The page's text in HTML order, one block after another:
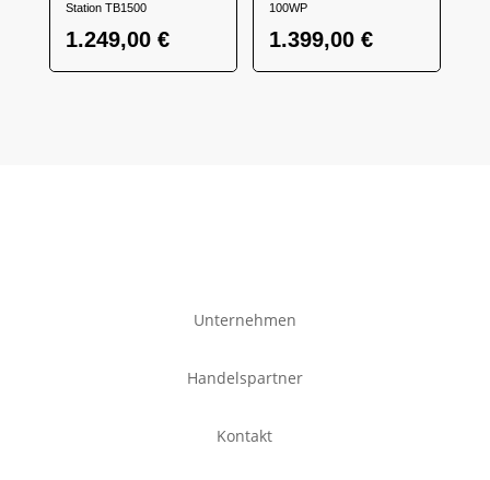
Station TB1500
1.249,00 €
100WP
1.399,00€
Unternehmen
Handelspartner
Kontakt